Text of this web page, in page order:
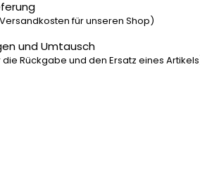
für unseren Shop)
und Umtausch
Rückgabe und den Ersatz eines